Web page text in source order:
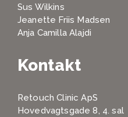
Sus Wilkins
Jeanette Friis Madsen
Anja Camilla Alajdi
Kontakt
Retouch Clinic ApS
Hovedvagtsgade 8, 4. sal